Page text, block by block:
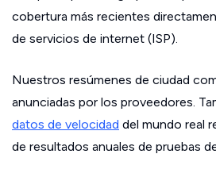
cobertura más recientes
de servicios de internet (ISP).
Nuestros resúmenes de ciudad
anunciadas por los proveedores.
datos de velocidad del mundo real
de resultados anuales de pruebas